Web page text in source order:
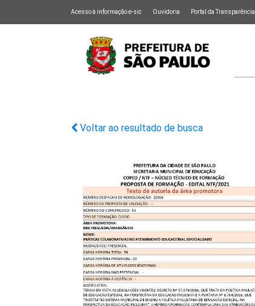
Acesso à informação e-sic Ouvidoria Portal da Transparência
Voltar ao resultado de busca